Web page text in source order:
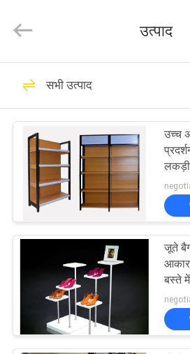
उत्पादों
वीडियो
हमारे
बारे
कारखाना
भ्रमण
Ansheng
Display
All
Reserved.
दुकान प्रदर्शन
डालने
सुपरमार्केट
बस्ते में डालने
उत्पाद
सभी उत्पाद
उच्च
लकड़ी
जूते
आकार
बस्ते